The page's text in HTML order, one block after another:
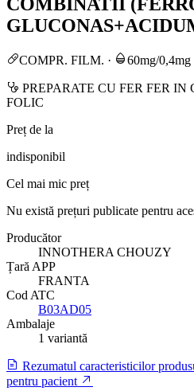
COMPR. FILM. · 60mg/0,4mg
PREPARATE CU FER FER
FOLIC
Preț de la
indisponibil
Cel mai mic preț
Nu există prețuri publicate pentru
Producător
INNOTHERA CHOUZY
Țară APP
FRANTA
Cod ATC
B03AD05
Ambalaje
1 variantă
Rezumatul caracteristicilor
pentru pacient